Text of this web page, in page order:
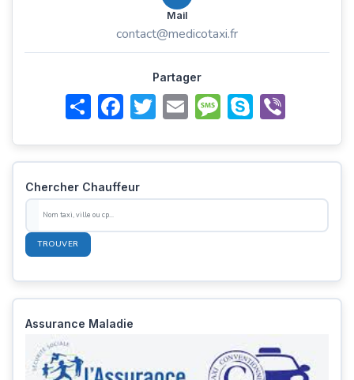
Mail
contact@medicotaxi.fr
Partager
ShareFacebookTwitterEmail MessageSkypeViber
Chercher Chauffeur
TROUVER
Assurance Maladie